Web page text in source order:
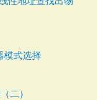
模式选择
二）